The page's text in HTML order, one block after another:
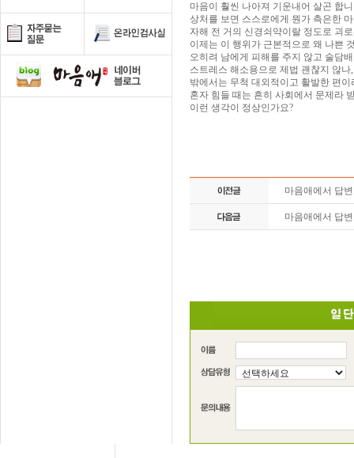
마음이 훨씬 나아져 기운내어 살곤 합
상처를 보면 스스로에게 뭔가 측은한
자해 전 거의 신경쇠약이랄 정도로 괴
이제는 이 행위가 근본적으로 왜 나쁜
오히려 남에게 피해를 주지 않고 술담
스트레스 해소용으로 제법 괜찮지 않
밖에서는 무척 대외적이고 활발한 편
혼자 힘들 때는 흔히 사회에서 문제라
이런 생각이 정상인가요?
마음애에서 답
마음애에서 답